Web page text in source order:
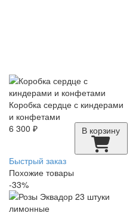
Коробка сердце с киндерами
и конфетами
6 300 ₽
В корзину
Быстрый заказ
Похожие товары
-33%